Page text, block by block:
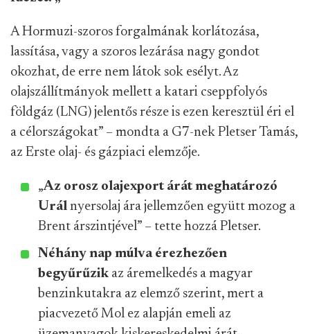
A Hormuzi-szoros forgalmának korlátozása,
lassítása, vagy a szoros lezárása nagy gondot
okozhat, de erre nem látok sok esélyt. Az
olajszállítmányok mellett a katari cseppfolyós
földgáz (LNG) jelentős része is ezen keresztül éri el
a célországokat” – mondta a G7-nek Pletser Tamás,
az Erste olaj- és gázpiaci elemzője.
„Az orosz olajexport árát meghatározó
Urál nyersolaj ára jellemzően együtt mozog a
Brent árszintjével” – tette hozzá Pletser.
Néhány nap múlva érezhezően
begyűrűzik az áremelkedés a magyar
benzinkutakra az elemző szerint, mert a
piacvezető Mol ez alapján emeli az